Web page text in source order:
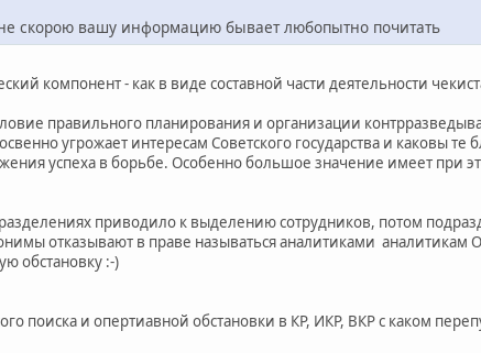
скорою вашу информацию бывает любопытно почитать
компонент - как в виде составной части деятельности
правильного планирования и организации
угрожает интересам Советского государства и каковы те
успеха в борьбе. Особенно большое значение имеет при
приводило к выделению сотрудников, потом
отказывают в праве называться аналитиками
обстановку :-)
поиска и опертиавной обстановки в КР, ИКР, ВКР с каком